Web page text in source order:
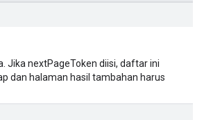
Jika nextPageToken diisi, daftar ini
dan halaman hasil tambahan harus